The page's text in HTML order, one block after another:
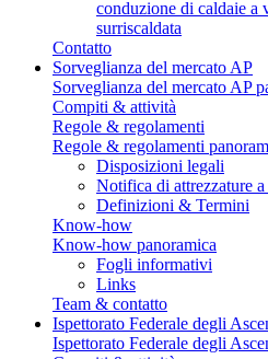
conduzione di caldaie a
surriscaldata
Contatto
Sorveglianza del mercato AP
Sorveglianza del mercato AP
Compiti & attività
Regole & regolamenti
Regole & regolamenti
Disposizioni legali
Notifica di attrezzature
Definizioni & Termini
Know-how
Know-how panoramica
Fogli informativi
Links
Team & contatto
Ispettorato Federale degli
Ispettorato Federale degli